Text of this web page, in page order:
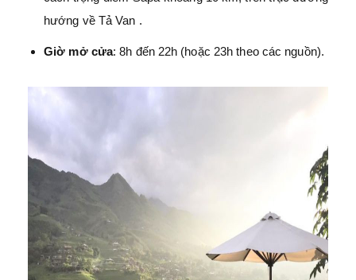
hướng về Tả Van .
Giờ mở cửa: 8h đến 22h (hoặc 23h theo các nguồn).